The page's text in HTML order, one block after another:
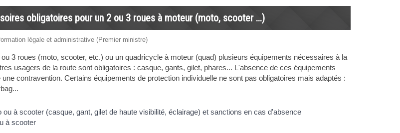
obligatoires pour un 2 ou 3 roues à moteur (moto, scooter ...)
légale et administrative (Premier ministre)
3 roues (moto, scooter, etc.) ou un quadricycle à moteur (quad) plusieurs équipements nécessaires à la
usagers de la route sont obligatoires : casque, gants, gilet, phares... L'absence de ces équipements
contravention. Certains équipements de protection individuelle ne sont pas obligatoires mais adaptés :
à scooter